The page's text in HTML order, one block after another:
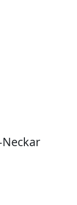
Bazee wechselt